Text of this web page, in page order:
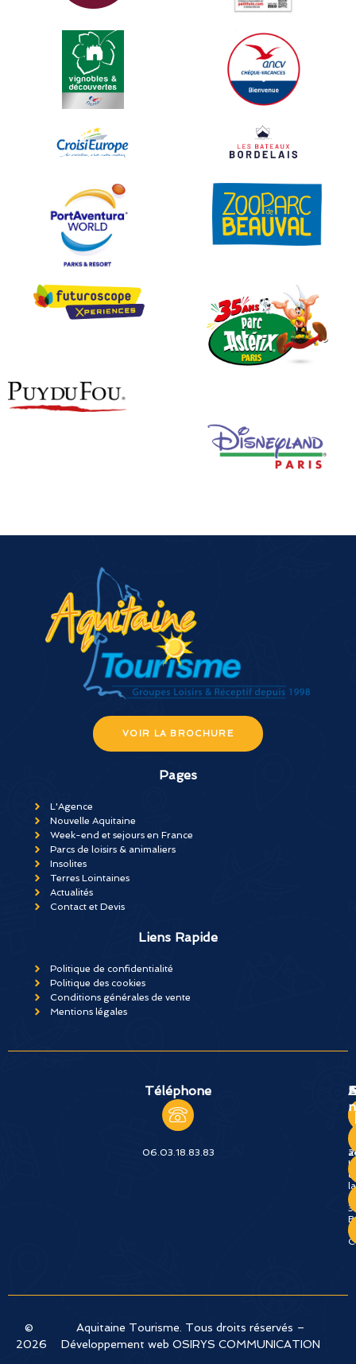
VOIR LA BROCHURE
Pages
L'Agence
Nouvelle Aquitaine
Week-end et sejours en France
Parcs de loisirs & animaliers
Insolites
Terres Lointaines
Actualités
Contact et Devis
Liens Rapide
Politique de confidentialité
Politique des cookies
Conditions générales de vente
Mentions légales
Téléphone
06.03.18.83.83
la
©
2026
Aquitaine Tourisme. Tous droits réservés –
Développement web OSIRYS COMMUNICATION